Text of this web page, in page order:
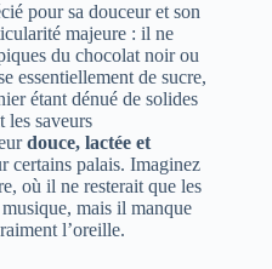
pour sa douceur et son
majeure : il ne
du chocolat noir ou
essentiellement de sucre,
étant dénué de solides
les saveurs
douce, lactée et
certains palais. Imaginez
où il ne resterait que les
mais il manque
l’oreille.